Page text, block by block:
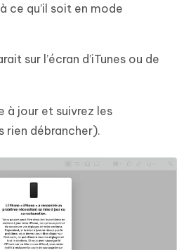
ce qu’il soit en mode
sur l’écran d’iTunes ou de
à jour et suivrez les
rien débrancher).